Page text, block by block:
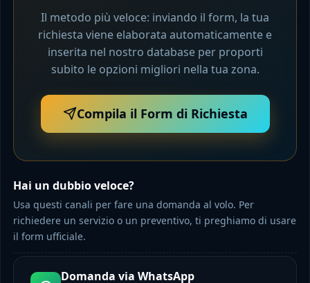
Il metodo più veloce: inviando il form, la tua
richiesta viene elaborata automaticamente e
inserita nel nostro database per proporti
subito le opzioni migliori nella tua zona.
Compila il Form di Richiesta
Hai un dubbio veloce?
Usa questi canali per fare una domanda al volo. Per
richiedere un servizio o un preventivo, ti preghiamo di usare
il form ufficiale.
Domanda via WhatsApp